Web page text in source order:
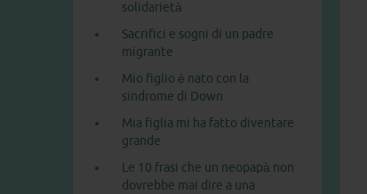
solidarietà
Sacrifici e sogni di un padre
migrante
Mio figlio è nato con la
sindrome di Down
Mia figlia mi ha fatto diventare
grande
Le 10 frasi che un neopapà non
dovrebbe mai dire a una